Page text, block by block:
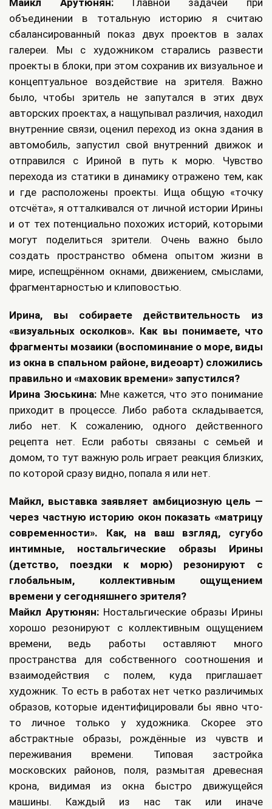
Майкл Арутюнян:
Главной задачей при
объединении в тотальную историю я считаю
сбалансированный показ двух проектов в залах
галереи. Мы с художником старались развести
проекты в блоки, при этом сохранив их визуальное и
концептуальное воздействие на зрителя. Важно
было, чтобы зритель не запутался в этих двух
авторских проектах, а нащупывал различия, находил
внутренние связи, оценил переход из окна здания в
автомобиль, запустил свой внутренний движок и
отправился с Ириной в путь к морю. Чувство
перехода из статики в динамику отражено тем, как
и где расположены проекты. Ища общую «точку
отсчёта», я отталкивался от личной истории Ирины
и от тех потенциально похожих историй, которыми
могут поделиться зрители. Очень важно было
создать пространство обмена опытом жизни в
мире, испещрённом окнами, движением, смыслами,
фрагментарностью и клиповостью.
Ирина, вы собираете действительность из
«визуальных осколков». Как вы понимаете, что
фрагменты мозаики (воспоминание о море, виды
из окна в спальном районе, видеоарт) сложились
правильно и «маховик времени» запустился?
Ирина Зюськина: Мне кажется, что это понимание
приходит в процессе. Либо работа складывается,
либо нет. К сожалению, одного действенного
рецепта нет. Если работы связаны с семьей и
домом, то тут важную роль играет реакция близких,
по которой сразу видно, попала я или нет.
Майкл, выставка заявляет амбициозную цель —
через частную историю окон показать «матрицу
современности». Как, на ваш взгляд, сугубо
интимные, ностальгические образы Ирины
(детство, поездки к морю) резонируют с
глобальным, коллективным ощущением
времени у сегодняшнего зрителя?
Майкл Арутюнян: Ностальгические образы Ирины
хорошо резонируют с коллективным ощущением
времени, ведь работы оставляют много
пространства для собственного соотношения и
взаимодействия с полем, куда приглашает
художник. То есть в работах нет четко различимых
образов, которые идентифицировали бы явно что-
то личное только у художника. Скорее это
абстрактные образы, рождённые из чувств и
переживания времени. Типовая застройка
московских районов, поля, размытая древесная
крона, видимая из окна быстро движущейся
машины. Каждый из нас так или иначе